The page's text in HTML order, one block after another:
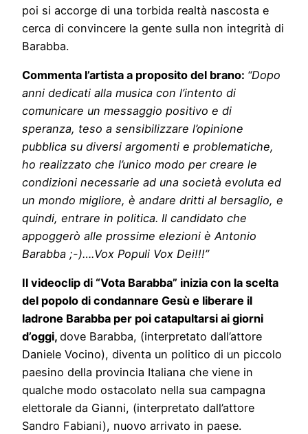
poi si accorge di una torbida realtà nascosta e
cerca di convincere la gente sulla non integrità di
Barabba.
Commenta l’artista a proposito del brano: “Dopo
anni dedicati alla musica con l’intento di
comunicare un messaggio positivo e di
speranza, teso a sensibilizzare l’opinione
pubblica su diversi argomenti e problematiche,
ho realizzato che l’unico modo per creare le
condizioni necessarie ad una società evoluta ed
un mondo migliore, è andare dritti al bersaglio, e
quindi, entrare in politica. Il candidato che
appoggerò alle prossime elezioni è Antonio
Barabba ;-)….Vox Populi Vox Dei!!!”
Il videoclip di “Vota Barabba” inizia con la scelta
del popolo di condannare Gesù e liberare il
ladrone Barabba per poi catapultarsi ai giorni
d’oggi, dove Barabba, (interpretato dall’attore
Daniele Vocino), diventa un politico di un piccolo
paesino della provincia Italiana che viene in
qualche modo ostacolato nella sua campagna
elettorale da Gianni, (interpretato dall’attore
Sandro Fabiani), nuovo arrivato in paese.